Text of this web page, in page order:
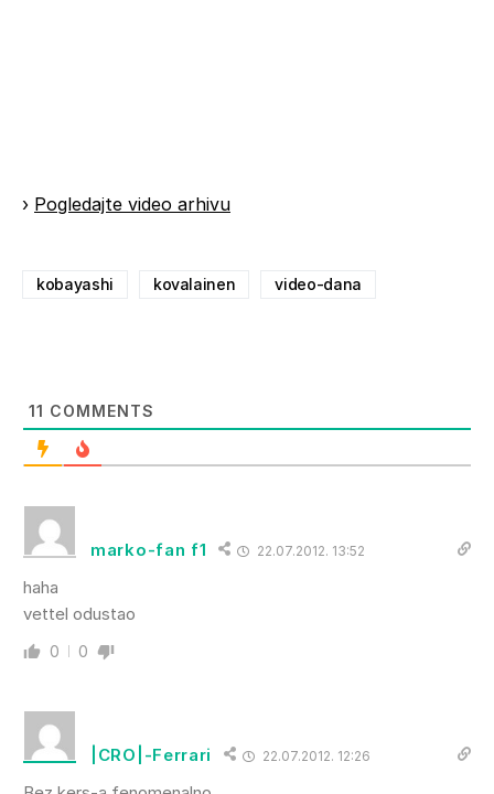
› Pogledajte video arhivu
kobayashi kovalainen video-dana
11 COMMENTS
marko-fan f1 22.07.2012. 13:52
haha
vettel odustao
0 0
|CRO|-Ferrari 22.07.2012. 12:26